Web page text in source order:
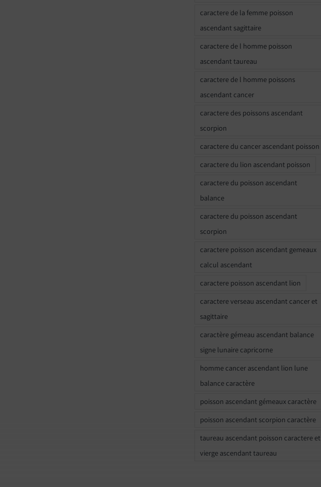
caractere de la femme poisson
ascendant sagittaire
caractere de l homme poisson
ascendant taureau
caractere de l homme poissons
ascendant cancer
caractere des poissons ascendant
scorpion
caractere du cancer ascendant poisson
caractere du lion ascendant poisson
caractere du poisson ascendant
balance
caractere du poisson ascendant
scorpion
caractere poisson ascendant gemeaux
calcul ascendant
caractere poisson ascendant lion
caractere verseau ascendant cancer et
sagittaire
caractère gémeau ascendant balance
signe lunaire capricorne
homme cancer ascendant lion lune
balance caractère
poisson ascendant gémeaux caractère
poisson ascendant scorpion caractère
taureau ascendant poisson caractere et
vierge ascendant taureau